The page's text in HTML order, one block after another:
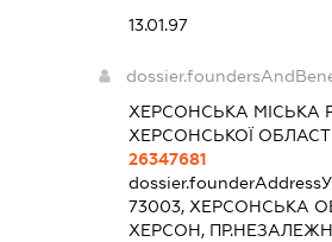
13.01.97
ХЕРСОНСЬКА МІСЬКА
ХЕРСОНСЬКОЇ
26347681
dossier.founderAddress
73003, ХЕРСОНСЬКА
ХЕРСОН,